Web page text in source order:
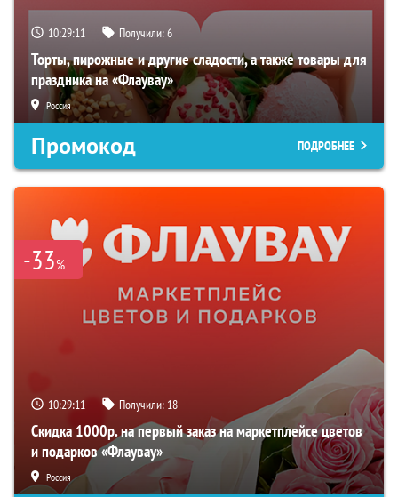
10:29:10 Получили:6
Торты, пирожные и другие сладости, а также товары для
праздника на «Флаувау»
Россия
Промокод ПОДРОБНЕЕ
-33%
10:29:10 Получили: 18
Скидка 1000р. на первый заказ на маркетплейсе цветов
и подарков «Флаувау»
Россия